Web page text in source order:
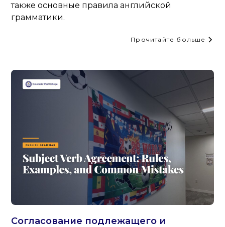
также основные правила английской
грамматики.
Прочитайте больше
Согласование подлежащего и